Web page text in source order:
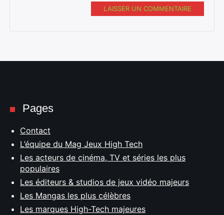
LAISSER UN COMMENTAIRE
Pages
Contact
L’équipe du Mag Jeux High Tech
Les acteurs de cinéma, TV et séries les plus
populaires
Les éditeurs & studios de jeux vidéo majeurs
Les Mangas les plus célèbres
Les marques High-Tech majeures